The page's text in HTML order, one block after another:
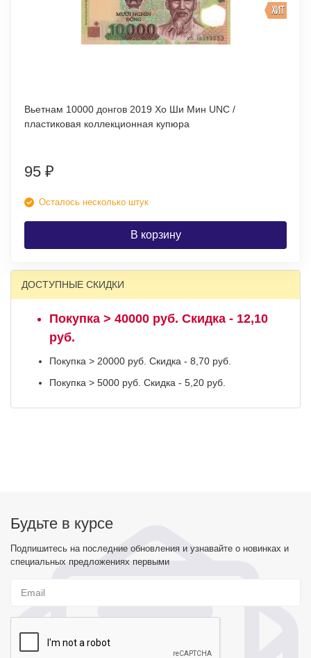
ХИТ
Вьетнам 10000 донгов 2019 Хо Ши Мин UNC /
пластиковая коллекционная купюра
95 ₽
Осталось несколько штук
В корзину
ДОСТУПНЫЕ СКИДКИ
Покупка > 40000 руб. Скидка - 12,10
руб.
Покупка > 20000 руб. Скидка - 8,70 руб.
Покупка > 5000 руб. Скидка - 5,20 руб.
Будьте в курсе
Подпишитесь на последние обновления и узнавайте о новинках и
специальных предложениях первыми